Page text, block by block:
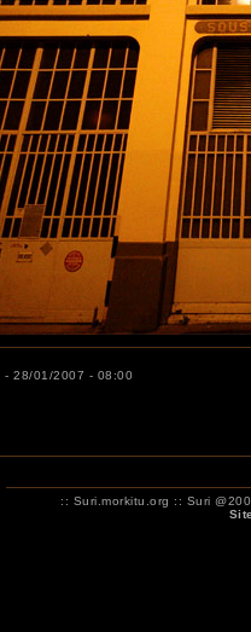
- 28/01/2007 - 08:00
:: Suri.morkitu.org :: Suri